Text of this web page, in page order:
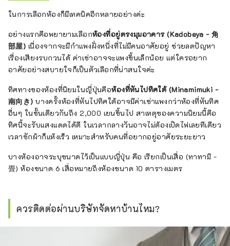
ในการเลือกห้องก็มีเทคนิคอีกหลายอย่างค่ะ
อย่างแรกคือพยายามเลือกห้องที่อยู่ตรงมุมอาคาร (Kadobeya - 角
部屋) เนื่องจากจะมีกำแพงฝั่งหนึ่งที่ไม่มีคนอาศัยอยู่ ช่วยลดปัญหา
เรื่องเสียงรบกวนได้ ค่าเช่าอาจจะแพงขึ้นเล็กน้อย แต่ใครอยาก
อาศัยอย่างสบายใจก็เป็นตัวเลือกที่น่าสนใจค่ะ
ทิศทางของห้องที่นิยมในญี่ปุ่นคือห้องที่หันไปทิศใต้ (Minamimuki -
南向き)บางครั้งห้องที่หันไปทิศใต้อาจมีค่าเช่าแพงกว่าห้องที่หันทิศ
อื่นๆ ในชั้นเดียวกันถึง 2,000 เยนขึ้นไป สาเหตุของความนิยมนี้คือ
ทิศนี้จะรับแสงแดดได้ดี ในเวลากลางวันอาจไม่ต้องเปิดไฟเลยทีเดียว
เวลาซักผ้าก็แห้งเร็ว เหมาะสำหรับคนที่อยากอยู่อาศัยระยะยาว
บางห้องอาจระบุขนาดไว้เป็นแบบญี่ปุ่น คือ เรียกเป็นเสื่อ (ทาทามิ -
畳) ห้องขนาด 6 เสื่อหมายถึงห้องขนาด 10 ตารางเมตร
ควรติดต่อผ่านบริษัทจัดหาบ้านไหม?